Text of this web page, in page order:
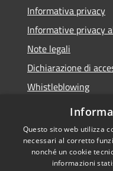
Informativa privacy
Informative privacy
Note legali
Dichiarazione di
Whistleblowing
RSS
Accessibilità
Questo sito web utilizza
necessari al corretto
nonché un cookie
informazioni